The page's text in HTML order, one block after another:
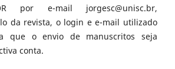
por e-mail jorgesc@unisc.br,
da revista, o login e e-mail utilizado
que o envio de manuscritos seja
conta.